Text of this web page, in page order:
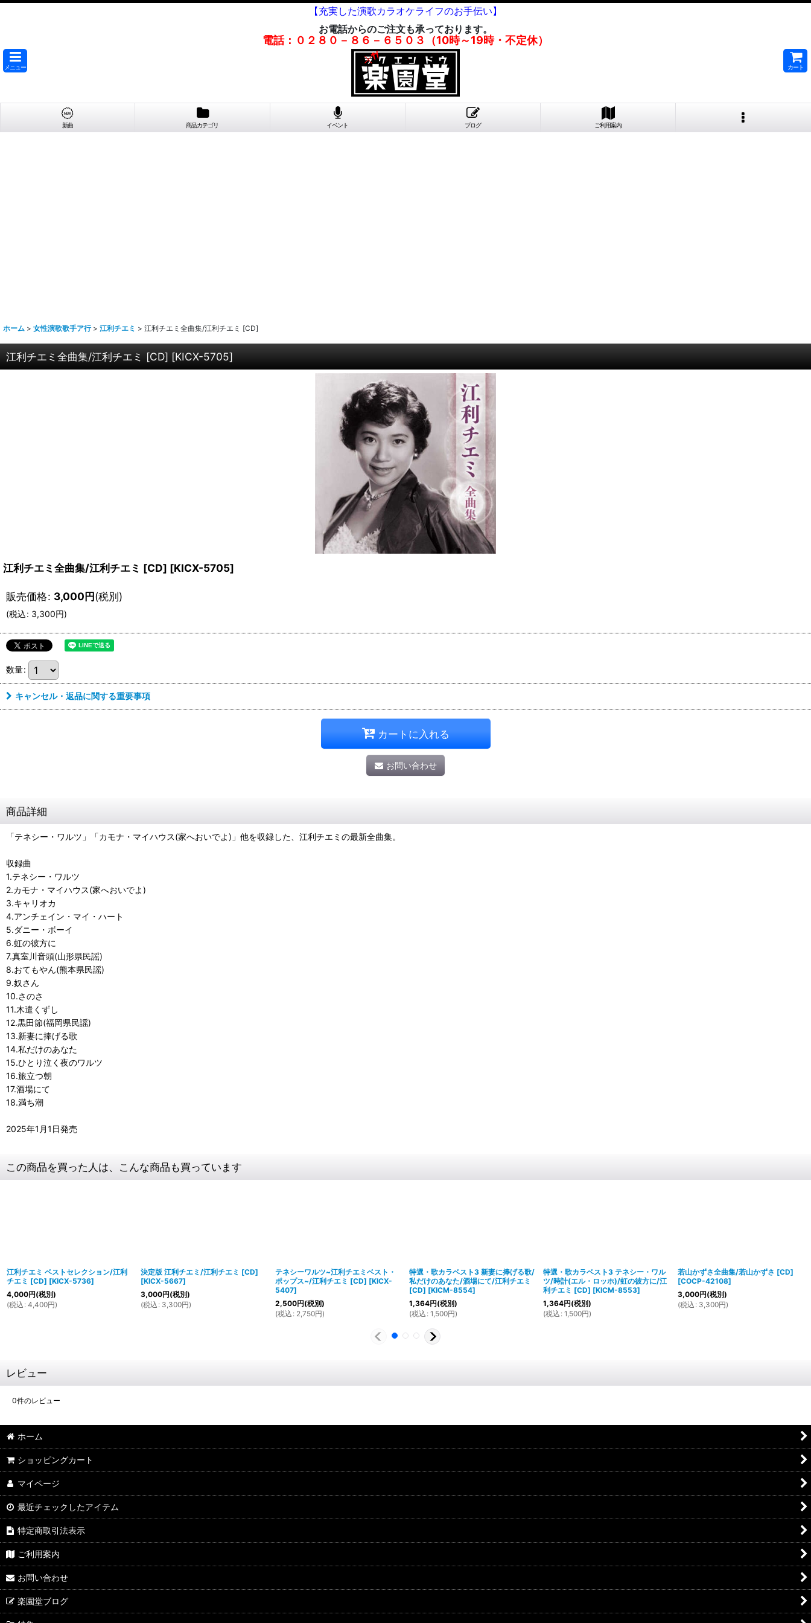
【充実した演歌カラオケライフのお手伝い】
お電話からのご注文も承っております。
電話：０２８０－８６－６５０３（10時～19時・不定休）
メニュー カート
新曲 商品カテゴリ イベント ブログ ご利用案内
ホーム > 女性演歌歌手ア行 > 江利チエミ > 江利チエミ全曲集/江利チエミ [CD]
江利チエミ全曲集/江利チエミ [CD] [KICX-5705]
江利チエミ全曲集/江利チエミ [CD] [KICX-5705]
販売価格: 3,000円(税別)
(税込: 3,300円)
数量:
キャンセル・返品に関する重要事項
カートに入れる
お問い合わせ
商品詳細
「テネシー・ワルツ」「カモナ・マイハウス(家へおいでよ)」他を収録した、江利チエミの最新全曲集。
収録曲
1.テネシー・ワルツ
2.カモナ・マイハウス(家へおいでよ)
3.キャリオカ
4.アンチェイン・マイ・ハート
5.ダニー・ボーイ
6.虹の彼方に
7.真室川音頭(山形県民謡)
8.おてもやん(熊本県民謡)
9.奴さん
10.さのさ
11.木遣くずし
12.黒田節(福岡県民謡)
13.新妻に捧げる歌
14.私だけのあなた
15.ひとり泣く夜のワルツ
16.旅立つ朝
17.酒場にて
18.満ち潮
2025年1月1日発売
この商品を買った人は、こんな商品も買っています
江利チエミ ベストセレクション/江利
チエミ [CD] [KICX-5736]
4,000円(税別)
(税込 : 4,400円)
決定版 江利チエミ/江利チエミ [CD]
[KICX-5667]
3,000円(税別)
(税込 : 3,300円)
テネシーワルツ~江利チエミベスト・
ポップス~/江利チエミ [CD] [KICX-
5407]
2,500円(税別)
(税込 : 2,750円)
特選・歌カラベスト3 新妻に捧げる歌/
私だけのあなた/酒場にて/江利チエミ
[CD] [KICM-8554]
1,364円(税別)
(税込 : 1,500円)
特選・歌カラベスト3 テネシー・ワル
ツ/時計(エル・ロッホ)/虹の彼方に/江
利チエミ [CD] [KICM-8553]
1,364円(税別)
(税込 : 1,500円)
若山かずさ全曲集/若山かずさ [CD]
[COCP-42108]
3,000円(税別)
(税込 : 3,300円)
レビュー
0件のレビュー
ホーム
ショッピングカート
マイページ
最近チェックしたアイテム
特定商取引法表示
ご利用案内
お問い合わせ
楽園堂ブログ